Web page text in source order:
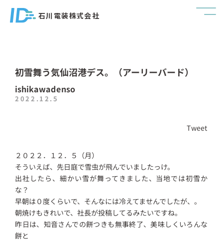
石川電装株式会社
初雪舞う気仙沼港デス。（アーリーバード）
ishikawadenso
2022.12.5
Tweet
２０２２．１２．５（月）
そういえば、先日庭で雪虫が飛んでいましたっけ。
出社したら、細かい雪が舞ってきました、当地では初雪か
な？
早朝は０度くらいで、そんなには冷えてませんでしたが、。
朝焼けもきれいで、社長が投稿してるみたいですね。
昨日は、知音さんでの餅つきも無事終了、美味しくいろんな
餅と